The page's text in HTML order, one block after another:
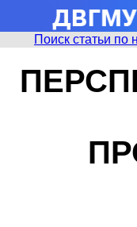
Поиск статьи по